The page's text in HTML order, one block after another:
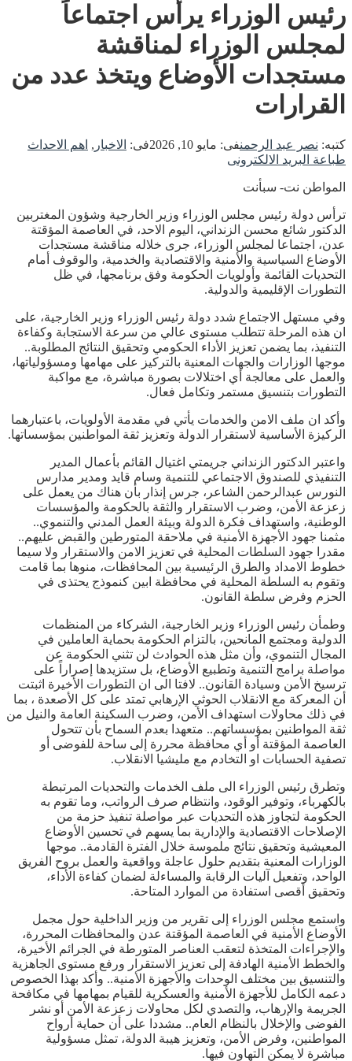
رئيس الوزراء يرأس اجتماعاً
لمجلس الوزراء لمناقشة
مستجدات الأوضاع ويتخذ عدد من
القرارات
كتبه: نصر عبد الرحمنفى: مايو 10, 2026 فى: الاخبار , اهم الاحداث
طباعة البريد الالكترونى
المواطن نت- سبأنت
ترأس دولة رئيس مجلس الوزراء وزير الخارجية وشؤون المغتربين
الدكتور شائع محسن الزنداني، اليوم الاحد، في العاصمة المؤقتة
عدن، اجتماعا لمجلس الوزراء، جرى خلاله مناقشة مستجدات
الأوضاع السياسية والأمنية والاقتصادية والخدمية، والوقوف أمام
التحديات القائمة وأولويات الحكومة وفق برنامجها، في ظل
التطورات الإقليمية والدولية.
وفي مستهل الاجتماع شدد دولة رئيس الوزراء وزير الخارجية، على
ان هذه المرحلة تتطلب مستوى عالي من سرعة الاستجابة وكفاءة
التنفيذ، بما يضمن تعزيز الأداء الحكومي وتحقيق النتائج المطلوبة..
موجها الوزارات والجهات المعنية بالتركيز على مهامها ومسؤولياتها،
والعمل على معالجة أي اختلالات بصورة مباشرة، مع مواكبة
التطورات بتنسيق مستمر وتكامل فعال.
وأكد ان ملف الامن والخدمات يأتي في مقدمة الأولويات، باعتبارهما
الركيزة الأساسية لاستقرار الدولة وتعزيز ثقة المواطنين بمؤسساتها.
واعتبر الدكتور الزنداني جريمتي اغتيال القائم بأعمال المدير
التنفيذي للصندوق الاجتماعي للتنمية وسام قايد ومدير مدارس
النورس عبدالرحمن الشاعر، جرس إنذار بأن هناك من يعمل على
زعزعة الأمن، وضرب الاستقرار والثقة بالحكومة والمؤسسات
الوطنية، واستهداف فكرة الدولة وبيئة العمل المدني والتنموي..
مثمنا جهود الأجهزة الأمنية في ملاحقة المتورطين والقبض عليهم..
مقدرا جهود السلطات المحلية في تعزيز الامن والاستقرار ولا سيما
خطوط الامداد والطرق الرئيسية بين المحافظات، منوها بما قامت
وتقوم به السلطة المحلية في محافظة ابين كنموذج يحتذى في
الحزم وفرض سلطة القانون.
وطمأن رئيس الوزراء وزير الخارجية، الشركاء من المنظمات
الدولية ومجتمع المانحين، بالتزام الحكومة بحماية العاملين في
المجال التنموي، وأن مثل هذه الحوادث لن تثني الحكومة عن
مواصلة برامج التنمية وتطبيع الأوضاع، بل ستزيدها إصراراً على
ترسيخ الأمن وسيادة القانون.. لافتا الى ان التطورات الأخيرة اثبتت
أن المعركة مع الانقلاب الحوثي الإرهابي تمتد على كل الأصعدة ، بما
في ذلك محاولات استهداف الأمن، وضرب السكينة العامة والنيل من
ثقة المواطنين بمؤسساتهم.. متعهدا بعدم السماح بأن تتحول
العاصمة المؤقتة أو أي محافظة محررة إلى ساحة للفوضى أو
تصفية الحسابات او التخادم مع مليشيا الانقلاب.
وتطرق رئيس الوزراء الى ملف الخدمات والتحديات المرتبطة
بالكهرباء، وتوفير الوقود، وانتظام صرف الرواتب، وما تقوم به
الحكومة لتجاوز هذه التحديات عبر مواصلة تنفيذ حزمة من
الإصلاحات الاقتصادية والإدارية بما يسهم في تحسين الأوضاع
المعيشية وتحقيق نتائج ملموسة خلال الفترة القادمة.. موجها
الوزارات المعنية بتقديم حلول عاجلة وواقعية والعمل بروح الفريق
الواحد، وتفعيل آليات الرقابة والمساءلة لضمان كفاءة الأداء،
وتحقيق أقصى استفادة من الموارد المتاحة.
واستمع مجلس الوزراء إلى تقرير من وزير الداخلية حول مجمل
الأوضاع الأمنية في العاصمة المؤقتة عدن والمحافظات المحررة،
والإجراءات المتخذة لتعقب العناصر المتورطة في الجرائم الأخيرة،
والخطط الأمنية الهادفة إلى تعزيز الاستقرار ورفع مستوى الجاهزية
والتنسيق بين مختلف الوحدات والأجهزة الأمنية.. وأكد بهذا الخصوص
دعمه الكامل للأجهزة الأمنية والعسكرية للقيام بمهامها في مكافحة
الجريمة والإرهاب، والتصدي لكل محاولات زعزعة الأمن أو نشر
الفوضى والإخلال بالنظام العام.. مشددا على أن حماية أرواح
المواطنين، وفرض الأمن، وتعزيز هيبة الدولة، تمثل مسؤولية
مباشرة لا يمكن التهاون فيها.